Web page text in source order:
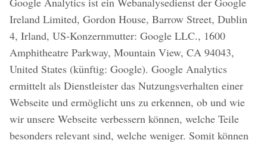
Ireland Limited, Gordon House, Barrow Street, Dublin
4, Irland, US-Konzernmutter: Google LLC., 1600
Amphitheatre Parkway, Mountain View, CA 94043,
United States (künftig: Google). Google Analytics
ermittelt als Dienstleister das Nutzungsverhalten einer
Webseite und ermöglicht uns zu erkennen, ob und wie
wir unsere Webseite verbessern können, welche Teile
besonders relevant sind, welche weniger. Somit können